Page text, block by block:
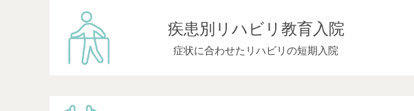
疾患別 リハビリ教育入院
症状に合わせたリハビリの短期入院